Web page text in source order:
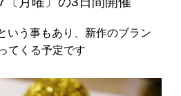
いう事もあり、 新作のブラン
てくる予定です